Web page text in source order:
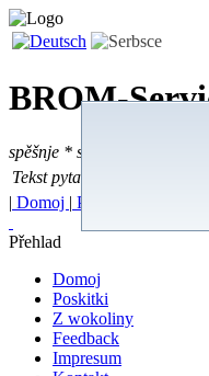
BROM-
spěšnje * spušćomnje *
Tekst pytać:
| Domoj | Poskitki
Přehlad
Domoj
Poskitki
Z wokoliny
Feedback
Impresum